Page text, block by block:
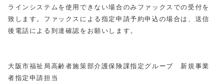
ラインシステムを使用できない場合のみファックスでの受付を
致します。ファックスによる指定申請予約申込の場合は、送信
後電話による到達確認をお願いします。
大阪市福祉局高齢者施策部介護保険課指定グループ 新規事業
者指定申請担当